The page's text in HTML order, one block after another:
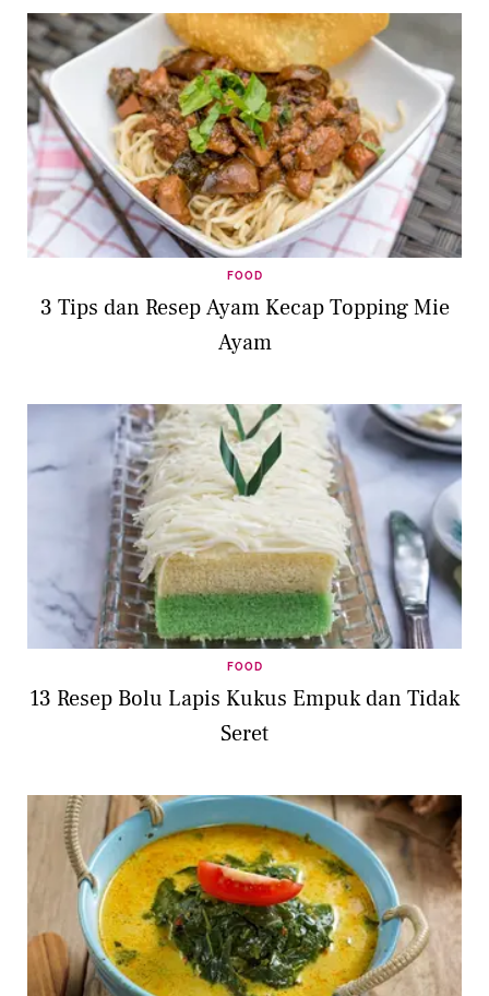
FOOD
3 Tips dan Resep Ayam Kecap Topping Mie
Ayam
FOOD
13 Resep Bolu Lapis Kukus Empuk dan Tidak
Seret